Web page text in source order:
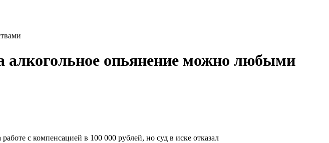
алкогольное опьянение можно любыми
с компенсацией в 100 000 рублей, но суд в иске отказал